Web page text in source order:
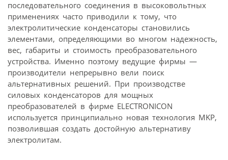
последовательного соединения в высоковольтных
применениях часто приводили к тому, что
электролитические конденсаторы становились
элементами, определяющими во многом надежность,
вес, габариты и стоимость преобразовательного
устройства. Именно поэтому ведущие фирмы —
производители непрерывно вели поиск
альтернативных решений. При производстве
силовых конденсаторов для мощных
преобразователей в фирме ELECTRONICON
используется принципиально новая технология MKP,
позволившая создать достойную альтернативу
электролитам.